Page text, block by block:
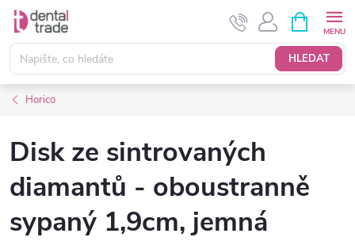
Přejít
obsah
HLEDAT
NÁKUPNÍ
KOŠÍK
Horico
Disk ze sintrovaných
diamantů - oboustranně
sypaný 1,9cm, jemná